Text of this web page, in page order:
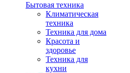
Бытовая техника
Климатическая
техника
Техника для дома
Красота и
здоровье
Техника для
кухни